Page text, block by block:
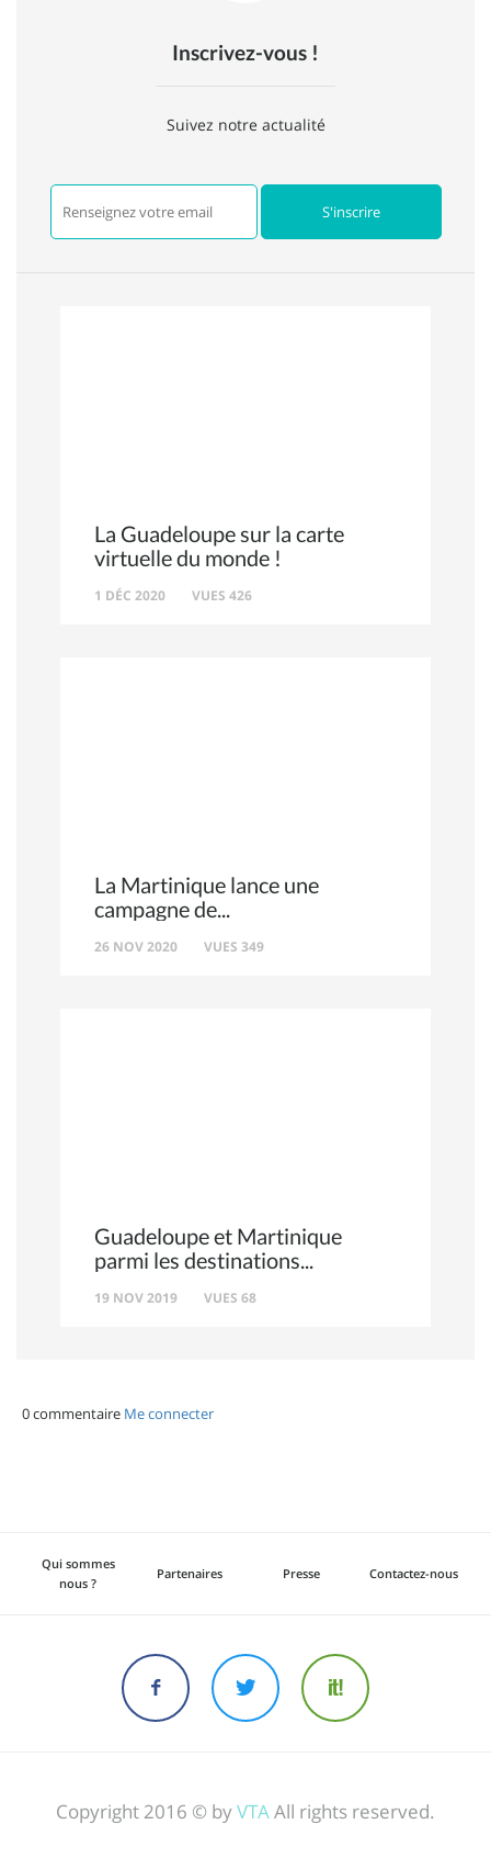
Inscrivez-vous !
Suivez notre actualité
La Guadeloupe sur la carte
virtuelle du monde !
1 DÉC 2020 VUES 426
La Martinique lance une
campagne de
26 NOV 2020 VUES 349
Guadeloupe et Martinique
parmi les destinations
19 NOV 2019 VUES 68
0 commentaire Me connecter
Qui sommes
nous ?
Partenaires Presse Contactez-nous
Copyright 2016 © byVTAAll rights reserved.